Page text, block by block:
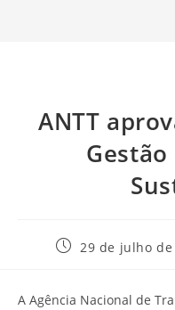
ANTT
29 de julho de
A Agência Nacional de